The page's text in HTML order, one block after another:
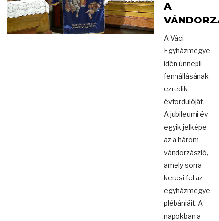
A
A Váci
Egyházmegye
idén ünnepli
fennállásának
ezredik
évfordulóját.
A jubileumi év
egyik jelképe
az a három
vándorzászló,
amely sorra
keresi fel az
egyházmegye
plébániáit. A
napokban a